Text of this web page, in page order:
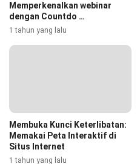
Memperkenalkan webinar
dengan Countdo …
1 tahun yang lalu
Membuka Kunci Keterlibatan:
Memakai Peta Interaktif di
Situs Internet
1 tahun yang lalu